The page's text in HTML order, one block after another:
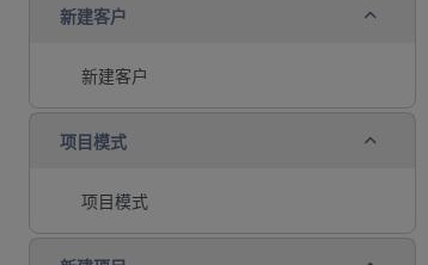
新建客户 折叠
新建客户
项目模式 折叠
项目模式